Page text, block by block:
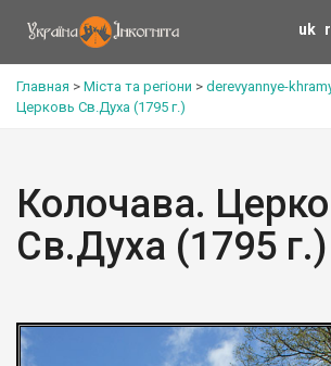
uk
Главная > Міста та регіони > derevyannye-
Церковь Св.Духа (1795 г.)
Колочава.
Св.Духа (1795 г.)